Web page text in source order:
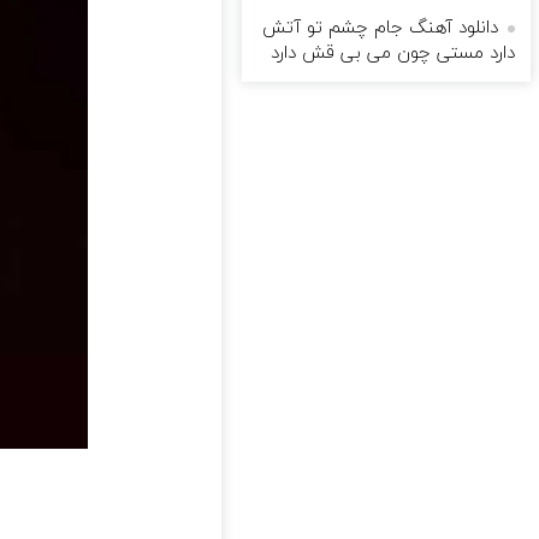
دانلود آهنگ جام چشم تو آتش
دارد مستی چون می بی قش دارد